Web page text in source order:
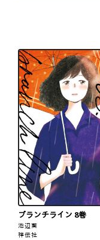
ブランチライン 8巻
池辺葵
祥伝社